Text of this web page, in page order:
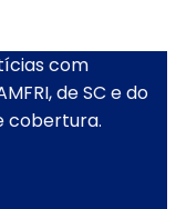
com
de SC e do
cobertura.